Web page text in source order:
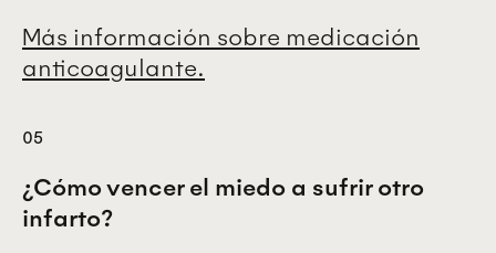
Más información sobre medicación
anticoagulante.
05
¿Cómo vencer el miedo a sufrir otro
infarto?